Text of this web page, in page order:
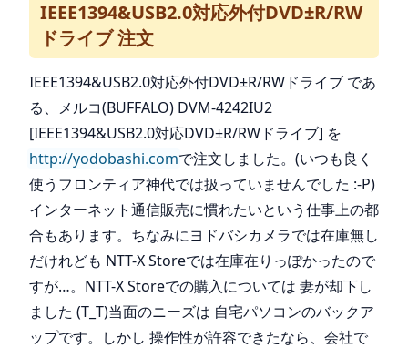
IEEE1394&USB2.0対応外付DVD±R/RW
ドライブ 注文
IEEE1394&USB2.0対応外付DVD±R/RWドライブ であ
る、メルコ(BUFFALO) DVM-4242IU2
[IEEE1394&USB2.0対応DVD±R/RWドライブ] を
http://yodobashi.comで注文しました。(いつも良く
使うフロンティア神代では扱っていませんでした :-P)
インターネット通信販売に慣れたいという仕事上の都
合もあります。ちなみにヨドバシカメラでは在庫無し
だけれども NTT-X Storeでは在庫在りっぽかったので
すが…。NTT-X Storeでの購入については 妻が却下し
ました (T_T)当面のニーズは 自宅パソコンのバックア
ップです。しかし 操作性が許容できたなら、会社で